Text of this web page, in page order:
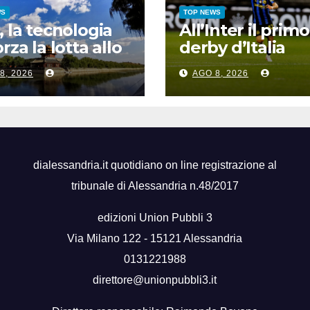
la tecnologia
la lotta allo
a Pechino
2026
TOP NEWS
All’Inter il primo
derby d’Italia
stagionale,
Juventus
2-1
AGO 8, 2026
dialessandria.it quotidiano on line registrazione al
tribunale di Alessandria n.48/2017
edizioni Union Pubbli 3
Via Milano 122 - 15121 Alessandria
0131221988
direttore@unionpubbli3.it